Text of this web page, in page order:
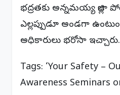
భద్రతకు అన్నమయ్య జిల్లా
ఎల్లప్పుడూ అండగా
అధికారులు భరోసా ఇచ్చారు.
Tags: ‘Your Safety –
Awareness Seminars